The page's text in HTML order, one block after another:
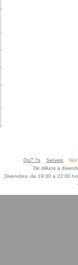
Qu? ?s Serveis
De dilluns a
Divendres, de 19:30 a 22:00